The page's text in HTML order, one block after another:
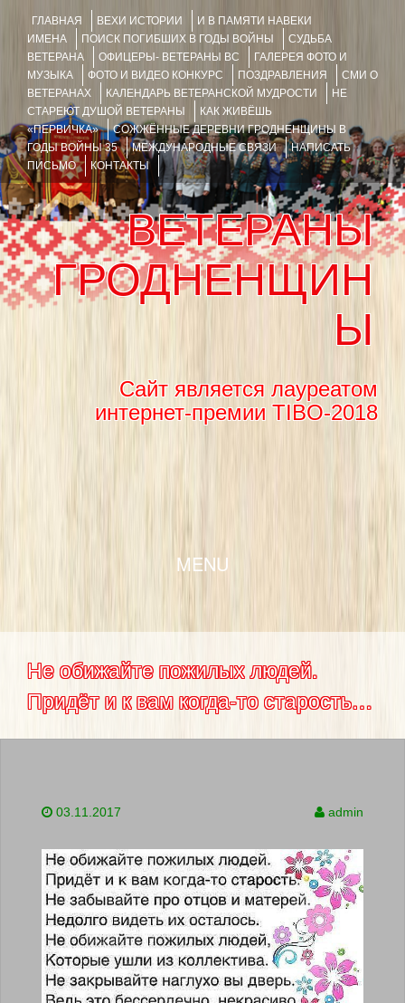
ГЛАВНАЯ ВЕХИ ИСТОРИИ
И В ПАМЯТИ НАВЕКИ
ИМЕНА
ПОИСК ПОГИБШИХ В ГОДЫ ВОЙНЫ
СУДЬБА
ВЕТЕРАНА
ОФИЦЕРЫ- ВЕТЕРАНЫ ВС
ГАЛЕРЕЯ ФОТО И
МУЗЫКА
ФОТО И ВИДЕО КОНКУРС ПОЗДРАВЛЕНИЯ
СМИ О
ВЕТЕРАНАХ
КАЛЕНДАРЬ ВЕТЕРАНСКОЙ МУДРОСТИ
НЕ
СТАРЕЮТ ДУШОЙ ВЕТЕРАНЫ
КАК ЖИВЁШЬ
«ПЕРВИЧКА»
СОЖЖЁННЫЕ ДЕРЕВНИ ГРОДНЕНЩИНЫ В
ГОДЫ ВОЙНЫ 35
МЕЖДУНАРОДНЫЕ СВЯЗИ
НАПИСАТЬ
ПИСЬМО
КОНТАКТЫ
ВЕТЕРАНЫ
ГРОДНЕНЩИН
Ы
Сайт является лауреатом
интернет-премии TIBO-2018
MENU
Не обижайте пожилых людей.
Придёт и к вам когда-то старость…
03.11.2017 admin